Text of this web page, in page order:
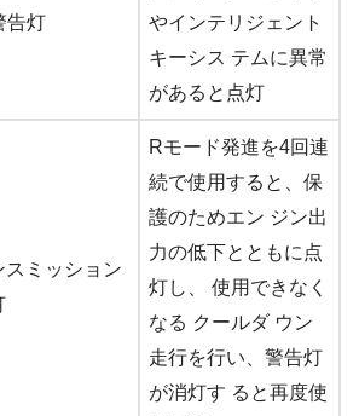
告灯
やインテリジェント
キーシス テムに異常
があると点灯
スミッション
Rモード発進を4回連
続で使用すると、保
護のためエン ジン出
力の低下とともに点
灯し、 使用できなく
なる クールダ ウン
走行を行い、警告灯
が消灯す ると再度使